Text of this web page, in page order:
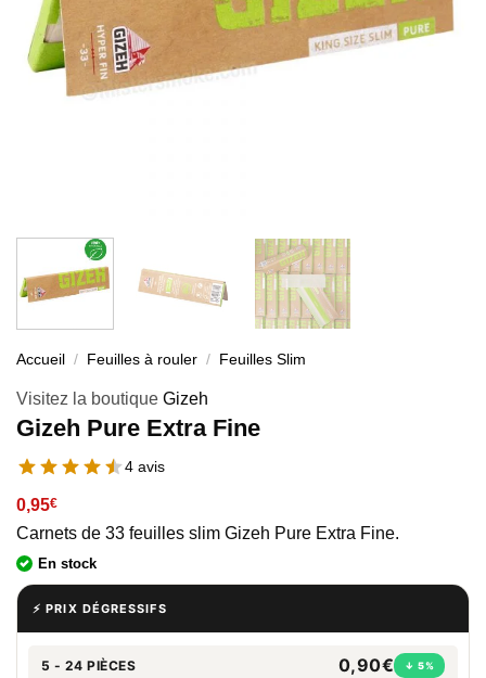
Accueil / Feuilles à rouler / Feuilles Slim
Visitez la boutique Gizeh
Gizeh Pure Extra Fine
4 avis
0,95€
Carnets de 33 feuilles slim Gizeh Pure Extra Fine.
En stock
⚡ PRIX DÉGRESSIFS
5 - 24 PIÈCES 0,90€ ↓ 5%